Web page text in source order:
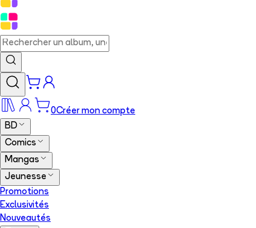
0Créer mon compte
BD
Comics
Mangas
Jeunesse
Promotions
Exclusivités
Nouveautés